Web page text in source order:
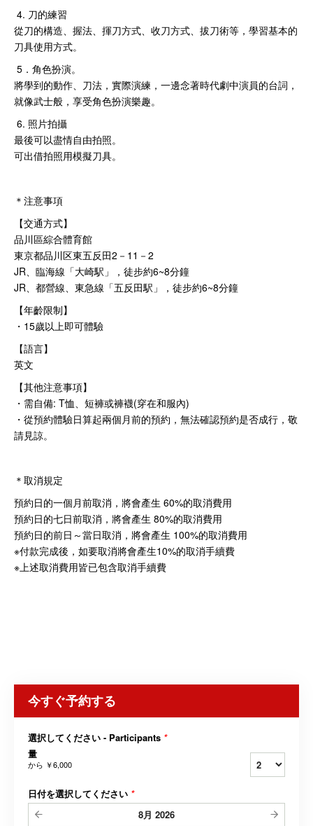
4. 刀的練習
從刀的構造、握法、揮刀方式、收刀方式、拔刀術等，學習基本的
刀具使用方式。
5．角色扮演。
將學到的動作、刀法，實際演練，一邊念著時代劇中演員的台詞，
就像武士般，享受角色扮演樂趣。
6. 照片拍攝
最後可以盡情自由拍照。
可出借拍照用模擬刀具。
＊注意事項
【交通方式】
品川區綜合體育館
東京都品川区東五反田2－11－2
JR、臨海線「大崎駅」，徒步約6~8分鐘
JR、都營線、東急線「五反田駅」，徒步約6~8分鐘
【年齡限制】
・15歲以上即可體驗
【語言】
英文
【其他注意事項】
・需自備: T恤、短褲或褲襪(穿在和服內)
・從預約體驗日算起兩個月前的預約，無法確認預約是否成行，敬
請見諒。
＊取消規定
預約日的一個月前取消，將會產生 60%的取消費用
預約日的七日前取消，將會產生 80%的取消費用
預約日的前日～當日取消，將會產生 100%的取消費用
※付款完成後，如要取消將會產生10%的取消手續費
※上述取消費用皆已包含取消手續費
今すぐ予約する
選択してください - Participants *
量
から ￥6,000
日付を選択してください *
8月 2026